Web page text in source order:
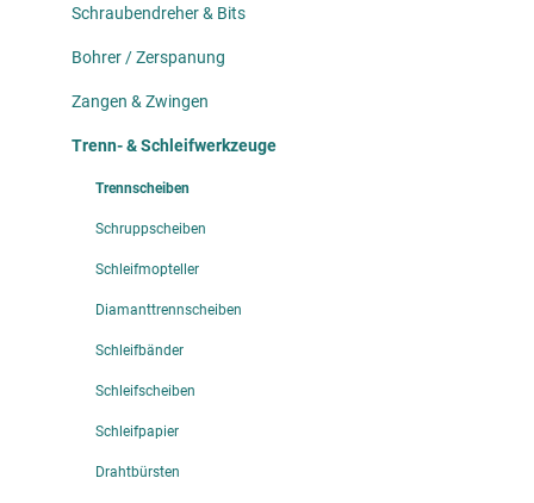
Schraubendreher & Bits
Bohrer / Zerspanung
Zangen & Zwingen
Trenn- & Schleifwerkzeuge
Trennscheiben
Schruppscheiben
Schleifmopteller
Diamanttrennscheiben
Schleifbänder
Schleifscheiben
Schleifpapier
Drahtbürsten